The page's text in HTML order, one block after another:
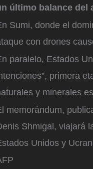
último balance del
Sumi, donde el
con drones
paralelo, Estados
primera
y minerales
memorándum,
Shmigal, viajará
Unidos y